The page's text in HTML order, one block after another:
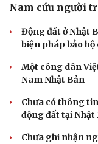
Nam cứu người
Động đất ở Nhật
biện pháp bảo
Một công dân
Nam Nhật Bản
Chưa có thông
động đất tại Nhật
Chưa ghi nhận